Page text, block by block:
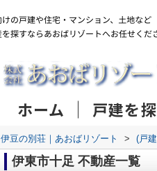
ホーム 戸建を
伊豆の別荘｜あおばリゾート > (戸
伊東市十足 不動産一覧